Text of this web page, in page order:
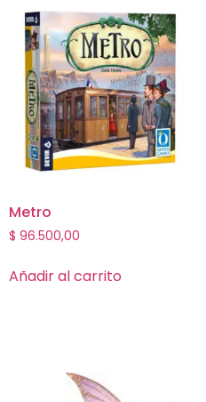
Metro
$ 96.500,00
Añadir al carrito